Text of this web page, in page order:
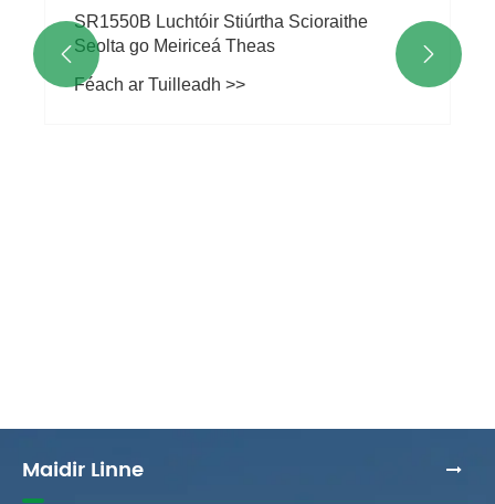
SR1550B Luchtóir Stiúrtha Scioraithe
Seolta go Meiriceá Theas
Féach ar Tuilleadh >>
 
Maidir Linne